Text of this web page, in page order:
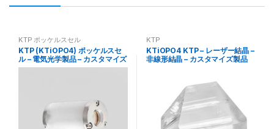
KTP ポッケルスセル
KTP (KTiOPO4) ポッケルスセ
ル – 電気光学製品 – カスタマイズ
製品
KTP
KTiOPO4 KTP – レーザー結晶 –
非線形結晶 – カスタマイズ製品